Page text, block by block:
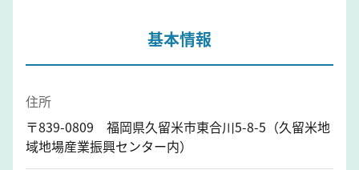
基本情報
住所
〒839-0809 福岡県久留米市東合川5-8-5（久留米地
域地場産業振興センター内）